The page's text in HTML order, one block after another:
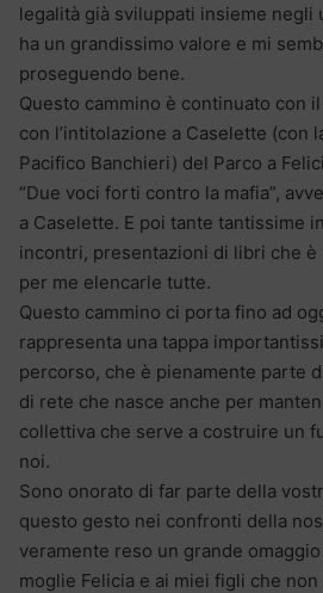
legalità già sviluppati insieme negli
ha un grandissimo valore e mi
proseguendo bene.
Questo cammino è continuato con
con l’intitolazione a Caselette (con
Pacifico Banchieri) del Parco a
“Due voci forti contro la mafia”,
a Caselette. E poi tante tantissime
incontri, presentazioni di libri che
per me elencarle tutte.
Questo cammino ci porta fino ad
rappresenta una tappa
percorso, che è pienamente parte
di rete che nasce anche per
collettiva che serve a costruire un
noi.
Sono onorato di far parte della
questo gesto nei confronti della
veramente reso un grande
moglie Felicia e ai miei figli che